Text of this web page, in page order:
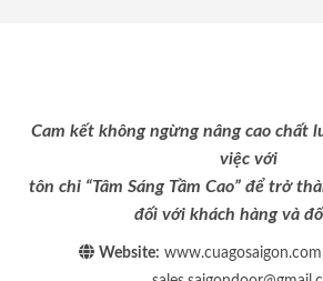
Cam kết không ngừng nâng cao chất
việc với
tôn chỉ “Tâm Sáng Tầm Cao” để trở
đối với khách hàng và
Website: